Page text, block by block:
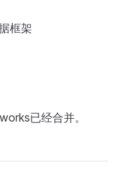
框架
已经合并。